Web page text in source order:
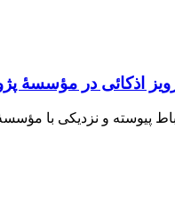
اذکائی در
ارتباط پیوسته و نزدیکی